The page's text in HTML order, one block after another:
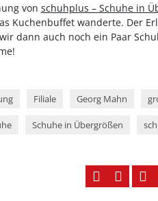
von schuhplus – Schuhe in
Kuchenbuffet wanderte. Der
dann auch noch ein Paar
Filiale Georg Mahn
Schuhe in Übergrößen